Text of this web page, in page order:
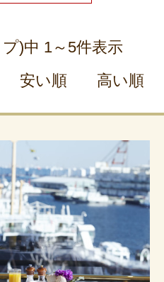
)中 1～ 5件表示
安い順 高い順